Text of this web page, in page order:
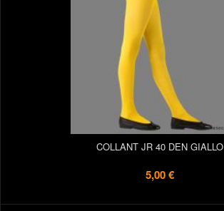
COLLANT JR 40 DEN GIALLO
5,00 €